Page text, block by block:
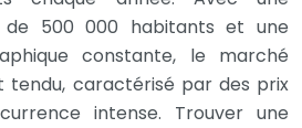
de 500 000 habitants et une
constante, le marché
tendu, caractérisé par des prix
intense. Trouver une